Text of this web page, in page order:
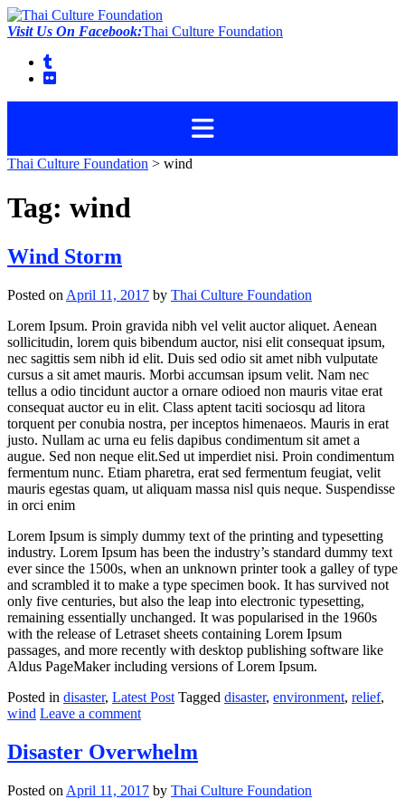
Skip
to
Visit Us On Facebook:Thai Culture Foundation
Thai Culture Foundation > wind
Tag: wind
Wind Storm
Posted on April 11, 2017 by Thai Culture Foundation
Lorem Ipsum. Proin gravida nibh vel velit auctor aliquet. Aenean
sollicitudin, lorem quis bibendum auctor, nisi elit consequat ipsum,
nec sagittis sem nibh id elit. Duis sed odio sit amet nibh vulputate
cursus a sit amet mauris. Morbi accumsan ipsum velit. Nam nec
tellus a odio tincidunt auctor a ornare odioed non mauris vitae erat
consequat auctor eu in elit. Class aptent taciti sociosqu ad litora
torquent per conubia nostra, per inceptos himenaeos. Mauris in erat
justo. Nullam ac urna eu felis dapibus condimentum sit amet a
augue. Sed non neque elit.Sed ut imperdiet nisi. Proin condimentum
fermentum nunc. Etiam pharetra, erat sed fermentum feugiat, velit
mauris egestas quam, ut aliquam massa nisl quis neque. Suspendisse
in orci enim
Lorem Ipsum is simply dummy text of the printing and typesetting
industry. Lorem Ipsum has been the industry’s standard dummy text
ever since the 1500s, when an unknown printer took a galley of type
and scrambled it to make a type specimen book. It has survived not
only five centuries, but also the leap into electronic typesetting,
remaining essentially unchanged. It was popularised in the 1960s
with the release of Letraset sheets containing Lorem Ipsum
passages, and more recently with desktop publishing software like
Aldus PageMaker including versions of Lorem Ipsum.
Posted in disaster, Latest Post Tagged disaster, environment, relief,
wind Leave a comment
Disaster Overwhelm
Posted on April 11, 2017 by Thai Culture Foundation